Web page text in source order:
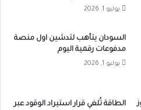
يوليو 1, 2026
السودان يتأهب لتدشين اول منصة
مدفوعات رقمية اليوم
يوليو 1, 2026
الطاقة تُلغي قرار استيراد الوقود عبر